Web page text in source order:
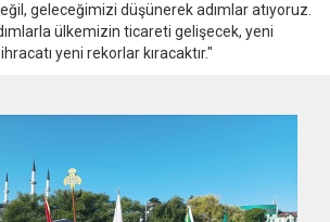
geleceğimizi düşünerek adımlar atıyoruz.
ülkemizin ticareti gelişecek, yeni
yeni rekorlar kıracaktır."